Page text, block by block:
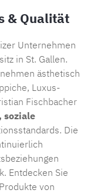
& Qualität
Unternehmen
in St. Gallen.
ästhetisch
, Luxus-
Fischbacher
soziale
Die
Entdecken Sie
von